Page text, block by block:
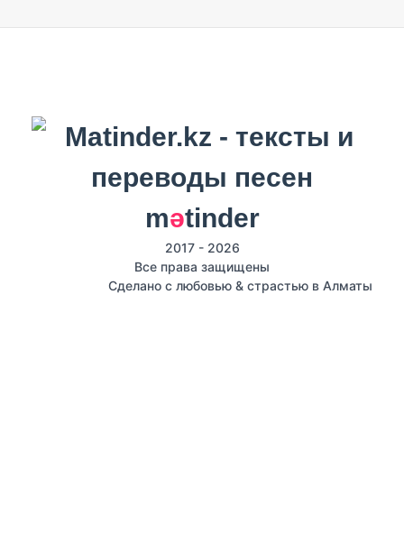
mәtinder
2017 - 2026
Все права защищены
Сделано с любовью & страстью в Алматы